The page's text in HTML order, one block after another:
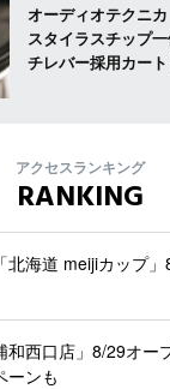
オーディオテクニカ
スタイラスチップ
チレバー採用カー
アクセスランキング
RANKING
北海道 meijiカップ
和西口店」8/29オ
ーンも